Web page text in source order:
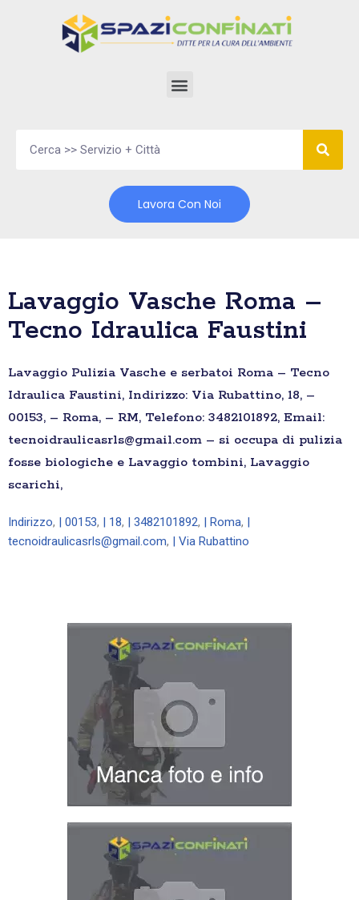
Lavora Con Noi
Lavaggio Vasche Roma –
Tecno Idraulica Faustini
Lavaggio Pulizia Vasche e serbatoi Roma – Tecno
Idraulica Faustini, Indirizzo: Via Rubattino, 18, –
00153, – Roma, – RM, Telefono: 3482101892, Email:
tecnoidraulicasrls@gmail.com – si occupa di pulizia
fosse biologiche e Lavaggio tombini, Lavaggio
scarichi,
Indirizzo, | 00153, | 18, | 3482101892, | Roma,
tecnoidraulicasrls@gmail.com, | Via Rubattino